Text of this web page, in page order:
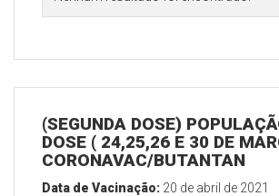
(SEGUNDA DOSE)
DOSE ( 24,25,26 E 30 DE
CORONAVAC/BUTANTAN
Data de Vacinação: 20 de abril de 2021